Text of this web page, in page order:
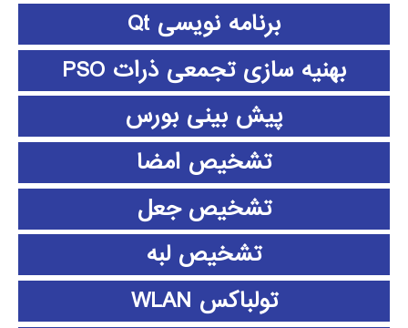
برنامه نویسی Qt
بهنیه سازی تجمعی ذرات PSO
پیش بینی بورس
تشخیص امضا
تشخیص جعل
تشخیص لبه
تولباکس WLAN